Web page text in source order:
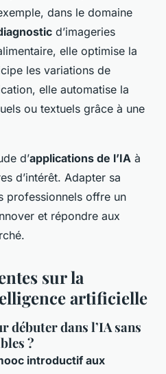
dans le domaine
d’imageries
elle optimise la
les variations de
elle automatise la
ou textuels grâce à une
d’applications de l’IA à
d’intérêt. Adapter sa
professionnels offre un
et répondre aux
sur la
artificielle
dans l’IA sans
?
introductif aux